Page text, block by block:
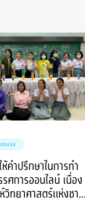
นเอง
ห้คำปรึกษาในการทำ
ศการออนไลน์ เนื่อง
วิทยาศาสตร์แห่งชาติ